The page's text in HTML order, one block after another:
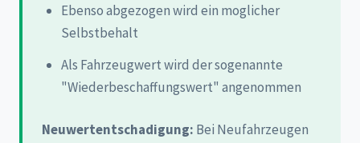
Ebenso abgezogen wird ein moglicher
Selbstbehalt
Als Fahrzeugwert wird der sogenannte
"Wiederbeschaffungswert" angenommen
Neuwertentschadigung: Bei Neufahrzeugen